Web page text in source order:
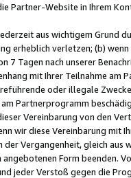
Partner-Website in Ihrem
aus wichtigem Grund
erheblich verletzen; (b)
7 Tagen nach unserer
mit Ihrer Teilnahme am
oder illegale
Partnerprogramm
Vereinbarung von den
wir diese Vereinbarung mit
der Vergangenheit, gleich
Form beenden.
jeder Verstoß gegen die